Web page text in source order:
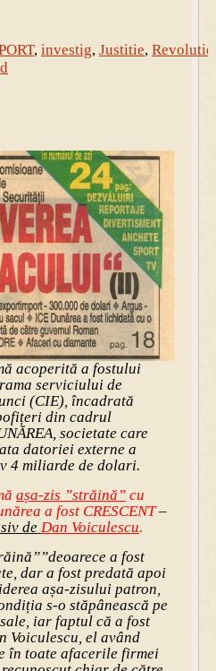
, investig, Justitie, Revolutie
acoperită a fostului
serviciului de
(CIE), încadrată
din cadrul
societate care
datoriei externe a
4 miliarde de dolari.
așa-zis ”străină”cu
a fost CRESCENT–
de Dan Voiculescu.
a fost
dar a fost predată apoi
așa-zisului patron,
s-o stăpânească pe
iar faptul că a fost
Voiculescu, el având
în toate afacerile firmei